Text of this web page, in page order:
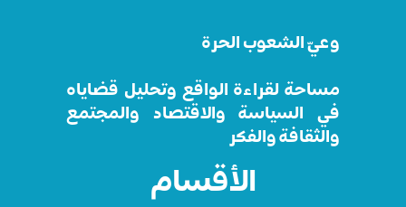
وعيّ الشعوب الحرة
مساحة لقراءة الواقع وتحليل قضاياه
في السياسة والاقتصاد والمجتمع
والثقافة والفكر
الأقسام